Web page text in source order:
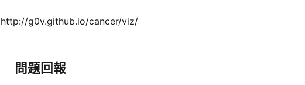
http://g0v.github.io/cancer/viz/
問題回報